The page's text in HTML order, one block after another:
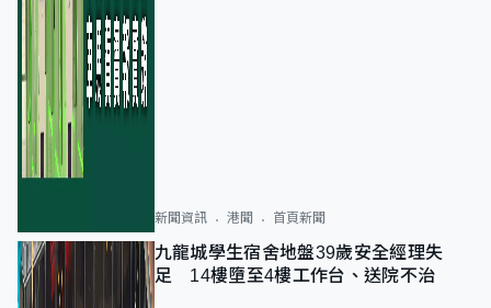
新聞資訊 港聞 首頁新聞
九龍城學生宿舍地盤39歲安全經理失
足 14樓墮至4樓工作台、送院不治